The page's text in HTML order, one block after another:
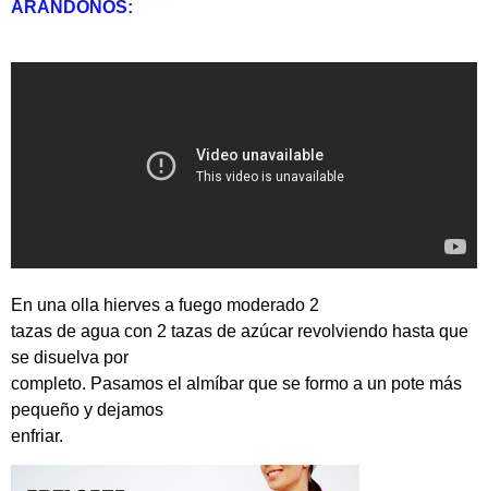
ARÁNDONOS:
En una olla hierves a fuego moderado 2
tazas de agua con 2 tazas de azúcar revolviendo hasta que
se disuelva por
completo. Pasamos el almíbar que se formo a un pote más
pequeño y dejamos
enfriar.